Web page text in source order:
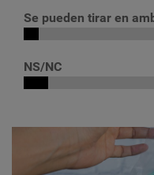
Se pueden tirar en
NS/NC